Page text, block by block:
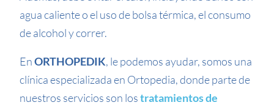
agua caliente o el uso de bolsa térmica, el consumo
de alcohol y correr.
EnORTHOPEDIK, le podemos ayudar, somos una
clínica especializada en Ortopedia, donde parte de
nuestros servicios son lostratamientos de